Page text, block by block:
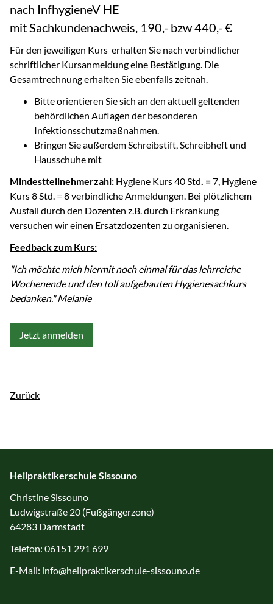
nach InfhygieneV HE
mit Sachkundenachweis, 190,- bzw 440,- €
Für den jeweiligen Kurs erhalten Sie nach verbindlicher
schriftlicher Kursanmeldung eine Bestätigung. Die
Gesamtrechnung erhalten Sie ebenfalls zeitnah.
Bitte orientieren Sie sich an den aktuell geltenden
behördlichen Auflagen der besonderen
Infektionsschutzmaßnahmen.
Bringen Sie außerdem Schreibstift, Schreibheft und
Hausschuhe mit
Mindestteilnehmerzahl: Hygiene Kurs 40 Std. =7, Hygiene
Kurs 8 Std. = 8 verbindliche Anmeldungen. Bei plötzlichem
Ausfall durch den Dozenten z.B. durch Erkrankung
versuchen wir einen Ersatzdozenten zu organisieren.
Feedback zum Kurs:
"Ich möchte mich hiermit noch einmal für das lehrreiche
Wochenende und den toll aufgebauten Hygienesachkurs
bedanken." Melanie
Jetzt anmelden
Zurück
Heilpraktikerschule Sissouno
Christine Sissouno
Ludwigstraße 20 (Fußgängerzone)
64283 Darmstadt
Telefon: 06151 291 699
E-Mail: info@heilpraktikerschule-sissouno.de